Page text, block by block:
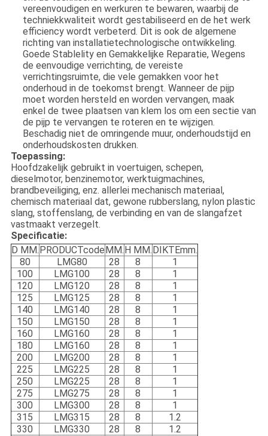
vereenvoudigen en werkuren te bewaren, waarbij de
techniekkwaliteit wordt gestabiliseerd en de het werk
efficiency wordt verbeterd. Dit is ook de algemene
richting van installatietechnologische ontwikkeling.
Goede Stablelity en Gemakkelijke Reparatie, Wegens
de eenvoudige verrichting, de vereiste
verrichtingsruimte, die vele gemakken voor het
onderhoud in de toekomst brengt. Wanneer de pijp
moet worden hersteld en worden vervangen, maak
enkel de twee plaatsen van klem los om een sectie van
de pijp te vervangen te roteren en te wijzigen.
Beschadig niet de omringende muur, onderhoudstijd en
onderhoudskosten drukken.
Toepassing:
Hoofdzakelijk gebruikt in voertuigen, schepen,
dieselmotor, benzinemotor, werktuigmachines,
brandbeveiliging, enz. allerlei mechanisch materiaal,
chemisch materiaal dat, gewone rubberslang, nylon plastic
slang, stoffenslang, de verbinding en van de slangafzet
vastmaakt verzegelt.
Specificatie:
D MM. PRODUCTcode MM. H MM. DIKTEmm.
80
LMG80 28 8
1
100
LMG100 28 8
1
120
LMG120 28 8
1
125
LMG125 28 8
1
140
LMG140 28 8
1
150
LMG150 28 8
1
160
LMG160 28 8
1
180
LMG160 28 8
1
200
LMG200 28 8
1
225
LMG225 28 8
1
250
LMG225 28 8
1
275
LMG275 28 8
1
300
LMG300 28 8
1
315
LMG315 28 8
1.2
330
LMG330 28 8
1.2